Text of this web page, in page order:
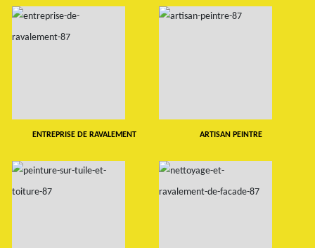
ENTREPRISE DE RAVALEMENT ARTISAN PEINTRE